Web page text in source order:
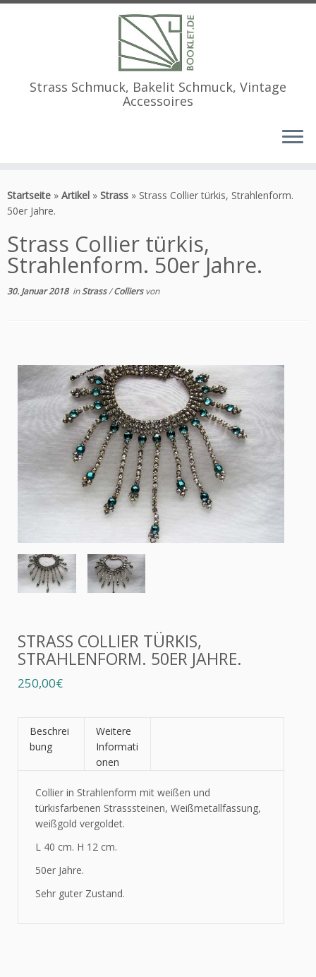
Inhalt
springen
Strass Schmuck, Bakelit Schmuck, Vintage
Accessoires
Startseite » Artikel » Strass » Strass Collier türkis, Strahlenform.
50er Jahre.
Strass Collier türkis,
Strahlenform. 50er Jahre.
30. Januar 2018inStrass/Colliersvon
STRASS COLLIER TÜRKIS,
STRAHLENFORM. 50ER JAHRE.
250,00€
Beschrei
bung
Weitere
Informati
onen
Collier in Strahlenform mit weißen und
türkisfarbenen Strasssteinen, Weißmetallfassung,
weißgold vergoldet.
L 40 cm. H 12 cm.
50er Jahre.
Sehr guter Zustand.